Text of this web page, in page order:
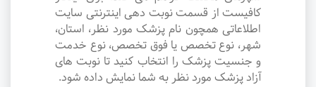
کافیست از قسمت نوبت دهی اینترنتی سایت
اطلاعاتی همچون نام پزشک مورد نظر، استان،
شهر، نوع تخصص یا فوق تخصص، نوع خدمت
و جنسیت پزشک را انتخاب کنید تا نوبت های
آزاد پزشک مورد نظر به شما نمایش داده شود.